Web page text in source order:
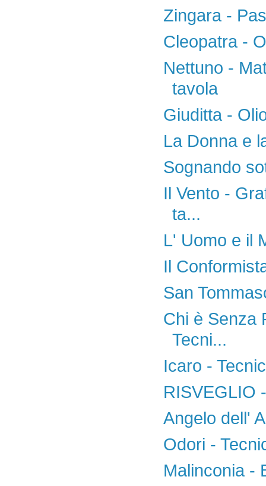
Zingara -
Cleopatra -
Nettuno -
tavola
Giuditta -
La Donna e
Sognando
Il Vento -
ta...
L' Uomo e il
Il
San
Chi è Senza
Tecni...
Icaro -
RISVEGLIO
Angelo dell'
Odori -
Malinconia -